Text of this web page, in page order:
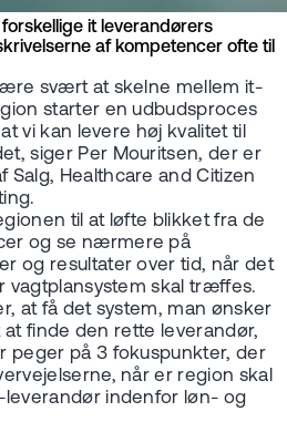
it leverandørers
af kompetencer ofte til
svært at skelne mellem it-
starter en udbudsproces
vi kan levere høj kvalitet til
siger Per Mouritsen, der er
Healthcare and Citizen
til at løfte blikket fra de
og se nærmere på
og resultater over tid, når det
vagtplansystem skal træffes.
at få det system, man ønsker
at finde den rette leverandør,
peger på 3 fokuspunkter, der
når er region skal
indenfor løn- og